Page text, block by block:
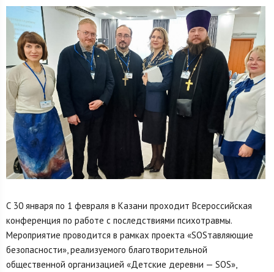
С 30 января по 1 февраля в Казани проходит Всероссийская
конференция по работе с последствиями психотравмы.
Мероприятие проводится в рамках проекта «SOSтавляющие
безопасности», реализуемого благотворительной
общественной организацией «Детские деревни — SOS»,